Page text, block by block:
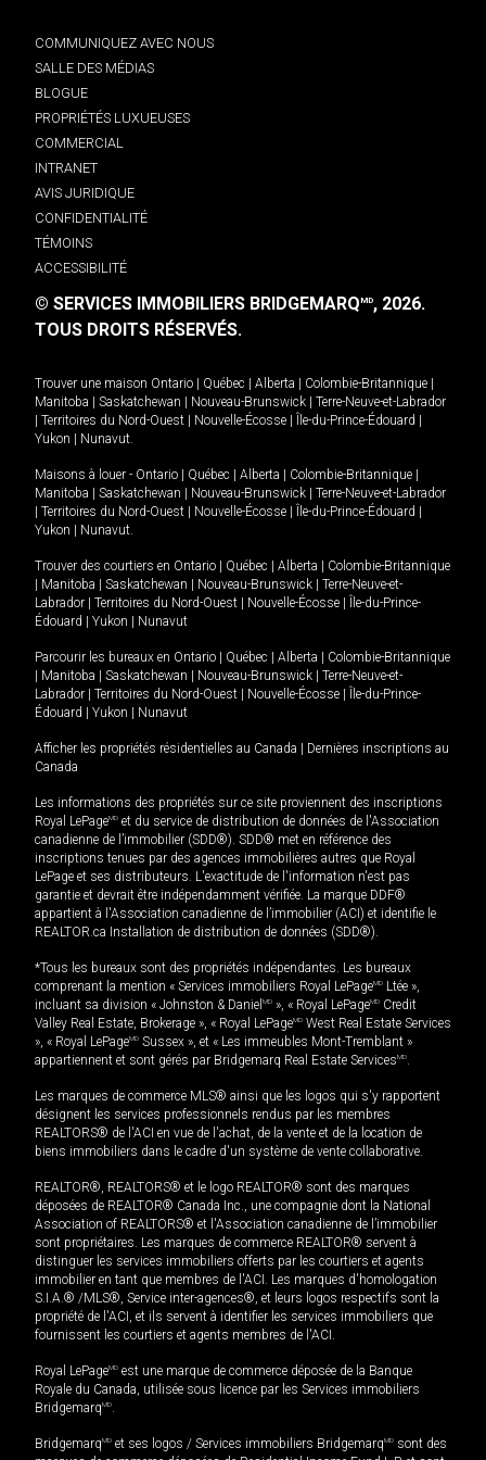
COMMUNIQUEZ AVEC NOUS
SALLE DES MÉDIAS
BLOGUE
PROPRIÉTÉS LUXUEUSES
COMMERCIAL
INTRANET
AVIS JURIDIQUE
CONFIDENTIALITÉ
TÉMOINS
ACCESSIBILITÉ
© SERVICES IMMOBILIERS BRIDGEMARQMD, 2026.
TOUS DROITS RÉSERVÉS.
Trouver une maison Ontario Québec Alberta Colombie-Britannique
Manitoba
Saskatchewan Nouveau-Brunswick
Terre-Neuve-et-Labrador
Territoires du Nord-Ouest Nouvelle-Écosse Île-du-Prince-Édouard
Yukon
Nunavut.
Maisons à louer - Ontario Québec Alberta Colombie-Britannique
Manitoba
Saskatchewan Nouveau-Brunswick
Terre-Neuve-et-Labrador
Territoires du Nord-Ouest Nouvelle-Écosse Île-du-Prince-Édouard
Yukon
Nunavut.
Trouver des courtiers en Ontario Québec Alberta
Colombie-Britannique
Manitoba Saskatchewan Nouveau-Brunswick
Terre-Neuve-et-
Labrador
Territoires du Nord-Ouest Nouvelle-Écosse
Île-du-Prince-
Édouard
Yukon Nunavut
Parcourir les bureaux en Ontario Québec Alberta
Colombie-Britannique
Manitoba Saskatchewan Nouveau-Brunswick
Terre-Neuve-et-
Labrador
Territoires du Nord-Ouest Nouvelle-Écosse
Île-du-Prince-
Édouard
Yukon Nunavut
Afficher les propriétés résidentielles au Canada
Dernières inscriptions au
Canada
Les informations des propriétés sur ce site proviennent des inscriptions
Royal LePageMD et du service de distribution de données de l'Association
canadienne de l’immobilier (SDD®). SDD® met en référence des
inscriptions tenues par des agences immobilières autres que Royal
LePage et ses distributeurs. L'exactitude de l'information n'est pas
garantie et devrait être indépendamment vérifiée. La marque DDF®
appartient à l'Association canadienne de l’immobilier (ACI) et identifie le
REALTOR.ca Installation de distribution de données (SDD®).
*Tous les bureaux sont des propriétés indépendantes. Les bureaux
comprenant la mention « Services immobiliers Royal LePageMD Ltée »,
incluant sa division « Johnston & Daniel MD », « Royal LePageMD Credit
Valley Real Estate, Brokerage », « Royal LePageMD West Real Estate Services
», « Royal LePageMD Sussex », et « Les immeubles Mont-Tremblant »
appartiennent et sont gérés par Bridgemarq Real Estate ServicesMD.
Les marques de commerce MLS® ainsi que les logos qui s'y rapportent
désignent les services professionnels rendus par les membres
REALTORS® de l'ACI en vue de l'achat, de la vente et de la location de
biens immobiliers dans le cadre d'un système de vente collaborative.
REALTOR®, REALTORS® et le logo REALTOR® sont des marques
déposées de REALTOR® Canada Inc., une compagnie dont la National
Association of REALTORS® et l'Association canadienne de l’immobilier
sont propriétaires. Les marques de commerce REALTOR® servent à
distinguer les services immobiliers offerts par les courtiers et agents
immobilier en tant que membres de l'ACI. Les marques d'homologation
S.I.A.® /MLS®, Service inter-agences®, et leurs logos respectifs sont la
propriété de l'ACI, et ils servent à identifier les services immobiliers que
fournissent les courtiers et agents membres de l'ACI.
Royal LePageMD est une marque de commerce déposée de la Banque
Royale du Canada, utilisée sous licence par les Services immobiliers
BridgemarqMD.
BridgemarqMD et ses logos / Services immobiliers BridgemarqMD sont des